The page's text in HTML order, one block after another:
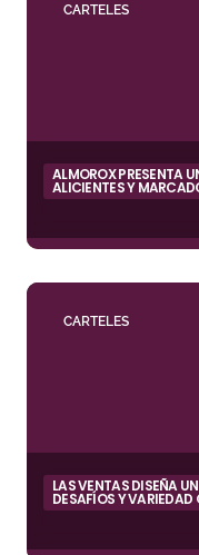
CARTELES
ALMOROX PRESENTA
ALICIENTES Y
CARTELES
LAS VENTAS DISEÑA
DESAFÍOS Y